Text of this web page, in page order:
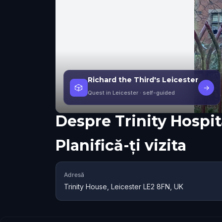
🎲
Richard the Third's Leicester
Quest in Leicester · self-guided
→
Despre Trinity
Planifică-ți vizita
Adresă
Trinity House, Leicester LE2 8FN, UK